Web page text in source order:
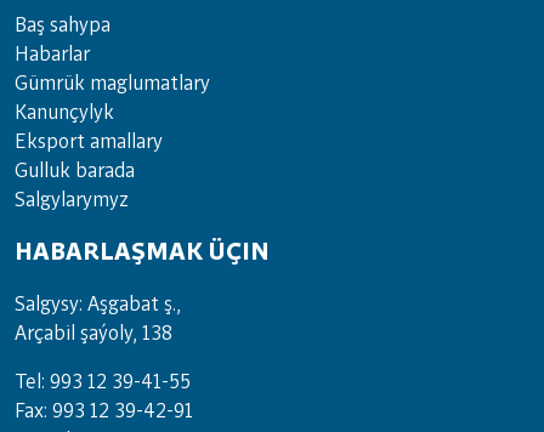
Baş sahypa
Habarlar
Gümrük maglumatlary
Kanunçylyk
Eksport amallary
Gulluk barada
Salgylarymyz
HABARLAŞMAK ÜÇIN
Salgysy: Aşgabat ş.,
Arçabil şaýoly, 138
Tel: 993 12 39-41-55
Fax: 993 12 39-42-91